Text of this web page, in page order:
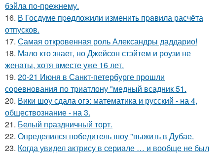
бэйла по-прежнему.
16. В Госдуме пpeдложили изменить пpaвила расчёта
отпусков.
17. Самая откровенная роль Александры даддарио!
18. Мало кто знает, но Джейсон стэйтем и роузи не
женаты, хотя вместе уже 16 лет.
19. 20-21 Июня в Санкт-петербурге прошли
соревнования по триатлону "медный всадник 51.
20. Вики шоу сдала огэ: математика и русский - на 4,
обществознание - на 3.
21. Белый праздничный торт.
22. Определился победитель шоу "выжить в Дубае.
23. Когда увидел актрису в сериале … и вообще не был